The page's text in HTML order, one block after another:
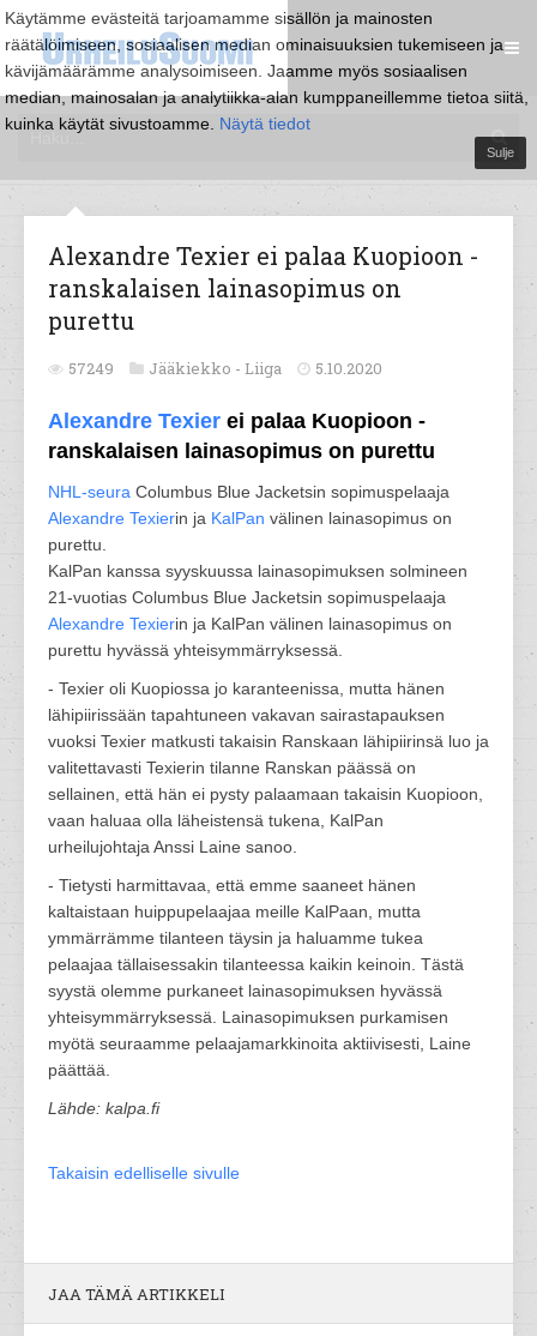
Käytämme evästeitä tarjoamamme sisällön ja mainosten
räätälöimiseen, sosiaalisen median ominaisuuksien tukemiseen ja
kävijämäärämme analysoimiseen. Jaamme myös sosiaalisen
median, mainosalan ja analytiikka-alan kumppaneillemme tietoa siitä,
kuinka käytät sivustoamme. Näytä tiedot
Sulje
Alexandre Texier ei palaa Kuopioon -
ranskalaisen lainasopimus on
purettu
57249 Jääkiekko - Liiga 5.10.2020
Alexandre Texier ei palaa Kuopioon -
ranskalaisen lainasopimus on purettu
NHL-seura Columbus Blue Jacketsin sopimuspelaaja
Alexandre Texierin ja KalPan välinen lainasopimus on
purettu.
KalPan kanssa syyskuussa lainasopimuksen solmineen
21-vuotias Columbus Blue Jacketsin sopimuspelaaja
Alexandre Texierin ja KalPan välinen lainasopimus on
purettu hyvässä yhteisymmärryksessä.
- Texier oli Kuopiossa jo karanteenissa, mutta hänen
lähipiirissään tapahtuneen vakavan sairastapauksen
vuoksi Texier matkusti takaisin Ranskaan lähipiirinsä luo ja
valitettavasti Texierin tilanne Ranskan päässä on
sellainen, että hän ei pysty palaamaan takaisin Kuopioon,
vaan haluaa olla läheistensä tukena, KalPan
urheilujohtaja Anssi Laine sanoo.
- Tietysti harmittavaa, että emme saaneet hänen
kaltaistaan huippupelaajaa meille KalPaan, mutta
ymmärrämme tilanteen täysin ja haluamme tukea
pelaajaa tällaisessakin tilanteessa kaikin keinoin. Tästä
syystä olemme purkaneet lainasopimuksen hyvässä
yhteisymmärryksessä. Lainasopimuksen purkamisen
myötä seuraamme pelaajamarkkinoita aktiivisesti, Laine
päättää.
Lähde: kalpa.fi
Takaisin edelliselle sivulle
JAA TÄMÄ ARTIKKELI